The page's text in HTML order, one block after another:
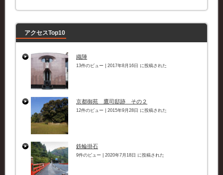
ー
アクセスTop10
織陣
13件のビュー 2017年8月16日 に投稿された
京都御苑 鷹司邸跡 その２
12件のビュー 2015年9月28日 に投稿された
鉄輪掛石
9件のビュー 2020年7月18日 に投稿された